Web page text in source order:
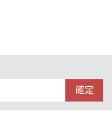
確定